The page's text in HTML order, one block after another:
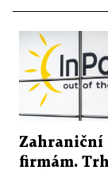
Zahraniční
firmám.